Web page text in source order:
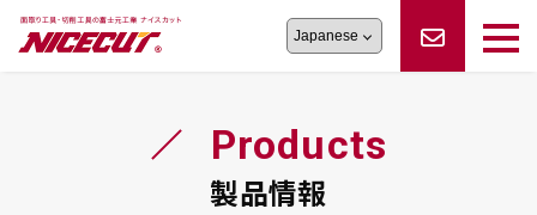
旋盤工具シリーズ
シリーズ
オーダー品依頼
フェイス・ショルダーシリーズかんたんオーダー
トラブルシューティング
ロックピンの逆ジメに注意
Products
製品情報